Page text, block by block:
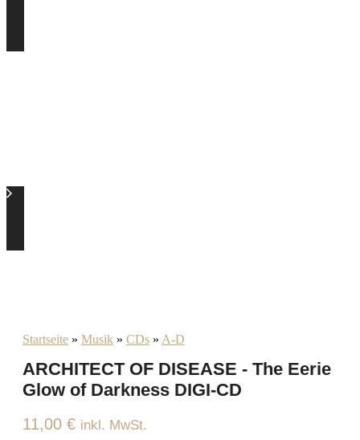
Startseite » Musik » CDs » A-D
ARCHITECT OF DISEASE - The Eerie
Glow of Darkness DIGI-CD
11,00 € inkl. MwSt.